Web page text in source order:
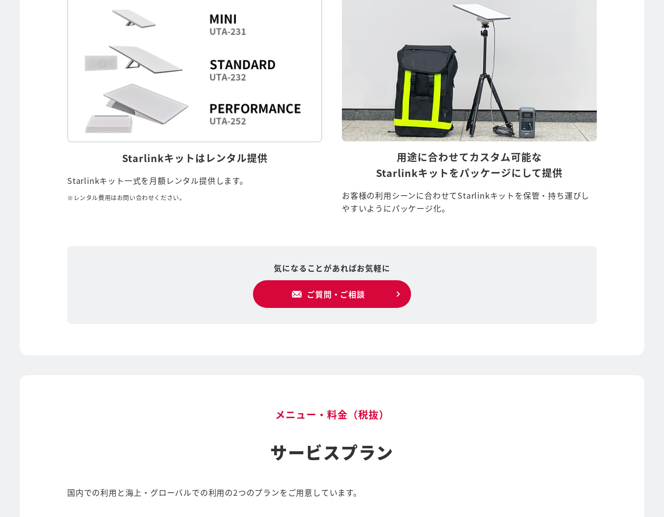
Starlinkキットはレンタル提供
Starlinkキット一式を月額レンタル提供します。
レンタル費用はお問い合わせください。
用途に合わせてカスタム可能な
Starlinkキットをパッケージにして提供
お客様の利用シーンに合わせてStarlinkキットを保管・持ち運びし
やすいようにパッケージ化。
気になることがあればお気軽に
ご質問・ご相談
メニュー・料金（税抜）
サービスプラン
国内での利用と海上・グローバルでの利用の2つのプランをご用意しています。